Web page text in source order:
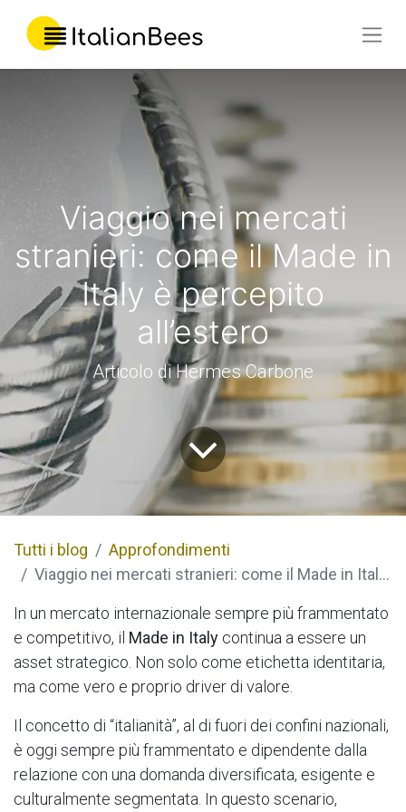
Viaggio nei mercati
stranieri: come il Made in
Italy è percepito
all’estero
Articolo di Hermes Carbone
Tutti i blog
Approfondimenti
Viaggio nei mercati stranieri: come il Made in Italy è percepito all’estero
In un mercato internazionale sempre più frammentato
e competitivo, il Made in Italy continua a essere un
asset strategico. Non solo come etichetta identitaria,
ma come vero e proprio driver di valore.
Il concetto di “italianità”, al di fuori dei confini nazionali,
è oggi sempre più frammentato e dipendente dalla
relazione con una domanda diversificata, esigente e
culturalmente segmentata. In questo scenario,